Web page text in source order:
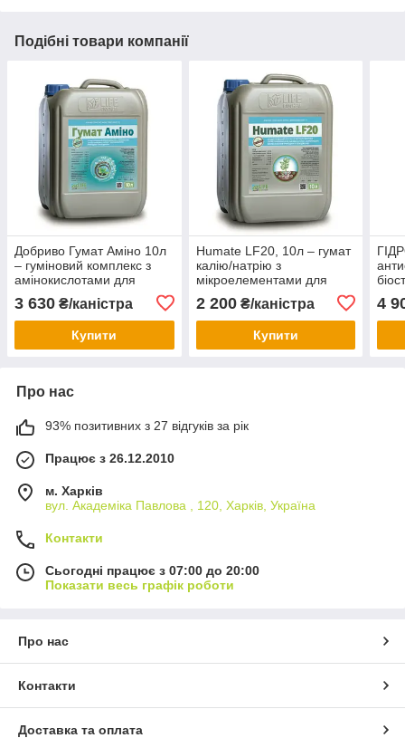
Подібні товари компанії
Добриво Гумат Аміно 10л
– гуміновий комплекс з
амінокислотами для
рослин.
3 630 ₴/каністра
Купити
Humate LF20, 10л – гумат
калію/натрію з
мікроелементами для
рослин.
2 200₴/каністра
Купити
та
4
Про нас
93% позитивних з 27 відгуків за рік
Працює з 26.12.2010
м. Харків
вул. Академіка Павлова , 120, Харків, Україна
Контакти
Сьогодні працює з 07:00 до 20:00
Показати весь графік роботи
Про нас
Контакти
Доставка та оплата